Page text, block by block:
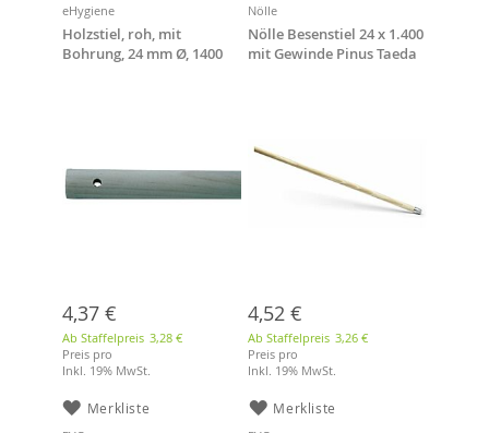
eHygiene
Holzstiel, roh, mit
Bohrung, 24 mm Ø, 1400
4,37 €
Ab Staffelpreis 3,28 €
Preis pro
Inkl. 19% MwSt.
Merkliste
Nölle
Nölle Besenstiel 24 x 1.400
mit Gewinde Pinus Taeda
4,52 €
Ab Staffelpreis 3,26 €
Preis pro
Inkl. 19% MwSt.
Merkliste